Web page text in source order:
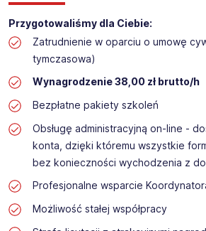
Przygotowaliśmy dla Ciebie:
Zatrudnienie w oparciu o umowę
tymczasowa)
Wynagrodzenie 38,00 zł brutto/h
Bezpłatne pakiety szkoleń
Obsługę administracyjną on-line -
konta, dzięki któremu wszystkie
bez konieczności wychodzenia z
Profesjonalne wsparcie
Możliwość stałej współpracy